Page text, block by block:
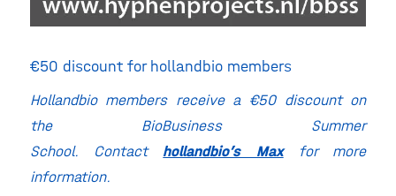
€50 discount for hollandbio members
Hollandbio members receive a €50 discount on
the BioBusiness Summer
School.
Contact hollandbio’s Maxfor more
information.